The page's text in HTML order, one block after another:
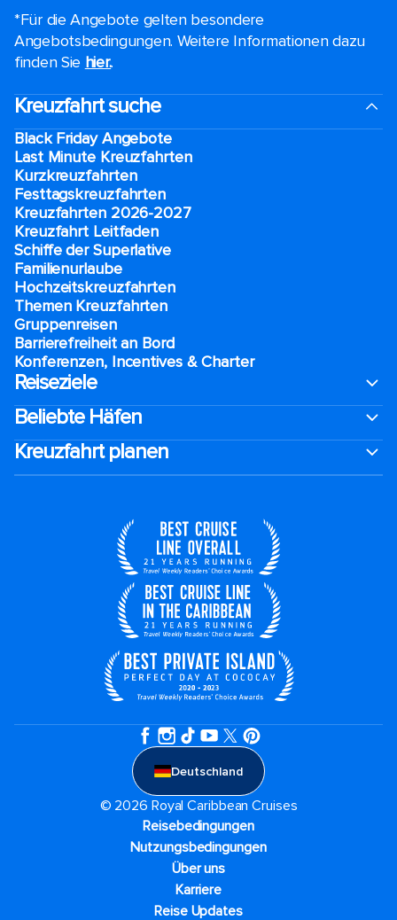
*Für die Angebote gelten besondere
Angebotsbedingungen. Weitere Informationen dazu
finden Sie hier..
Kreuzfahrt suche
Black Friday Angebote
Last Minute Kreuzfahrten
Kurzkreuzfahrten​
Festtagskreuzfahrten​
Kreuzfahrten 2026-2027
Kreuzfahrt Leitfaden
Schiffe der Superlative
Familienurlaube​
Hochzeitskreuzfahrten
Themen Kreuzfahrten
Gruppenreisen
Barrierefreiheit an Bord​
Konferenzen, Incentives & Charter
Reiseziele
Beliebte Häfen
Kreuzfahrt planen
Deutschland
© 2026 Royal Caribbean Cruises
Reisebedingungen
Nutzungsbedingungen
Über uns
Karriere​
Reise Updates​